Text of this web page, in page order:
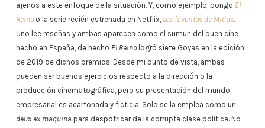
ajenos a este enfoque de la situación. Y, como ejemplo, pongo El
Reinoo la serie recién estrenada en Netflix, Los favoritos de Midas.
Uno lee reseñas y ambas aparecen como el sumun del buen cine
hecho en España, de hecho El Reinologró siete Goyas en la edición
de 2019 de dichos premios. Desde mi punto de vista, ambas
pueden ser buenos ejercicios respecto a la dirección o la
producción cinematográfica, pero su presentación del mundo
empresarial es acartonada y ficticia. Solo se la emplea como un
deux ex maquina para despotricar de la corrupta clase política. No